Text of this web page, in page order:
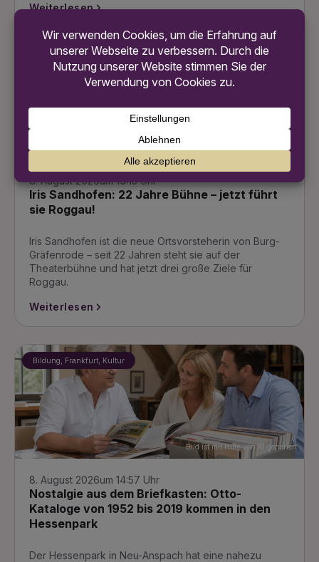
Weiterlesen
Frankfurt, Kultur, Politik
Bild ist mit Hilfe von KI generiert
8. August 2026um 16:15 Uhr
Iris Sandhofen: 22 Jahre Bühne – jetzt führt
sie Roggau!
Iris Sandhofen ist die neue Ortsvorsteherin von Burg-
Gräfenrode – seit 22 Jahren steht sie auf der
Theaterbühne und hat jetzt drei große Ziele für
Roggau.
Weiterlesen
Bildung, Frankfurt, Kultur
Bild ist mit Hilfe von KI generiert
8. August 2026um 14:57 Uhr
Nostalgie aus dem Briefkasten: Otto-
Kataloge von 1952 bis 2019 kommen in den
Hessenpark
Der Hessenpark in Neu-Anspach hat eine nahezu